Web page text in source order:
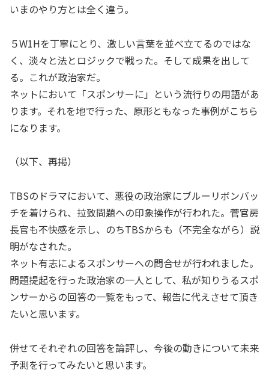
いまのやり方とは全く違う。
５W1Hを丁寧にとり、激しい言葉を並べ立てるのではな
く、淡々と法とロジックで戦った。そして成果を出して
る。これが政治家だ。
ネットにおいて「スポンサーに」という流行りの用語があ
ります。それを地で行った、原形ともなった事例がこちら
になります。
（以下、再掲）
TBSのドラマにおいて、悪役の政治家にブルーリボンバッ
チを着けられ、拉致問題への印象操作が行われた。菅官房
長官も不快感を示し、のちTBSからも（不完全ながら）説
明がなされた。
ネット有志によるスポンサーへの問合せが行われました。
問題提起を行った政治家の一人として、私が知りうるスポ
ンサーからの回答の一覧をもって、報告に代えさせて頂き
たいと思います。
併せてそれぞれの回答を論評し、今後の動きについて未来
予測を行ってみたいと思います。